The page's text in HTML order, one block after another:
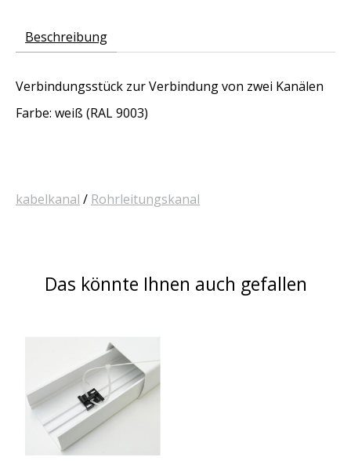
Beschreibung
Verbindungsstück zur Verbindung von zwei Kanälen
Farbe: weiß (RAL 9003)
kabelkanal / Rohrleitungskanal
Das könnte Ihnen auch gefallen